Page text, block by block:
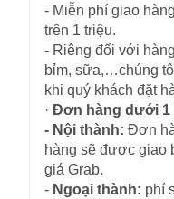
- Miễn phí giao
trên 1 triệu.
- Riêng đối với
bỉm, sữa,…chúng
khi quý khách đặt
· Đơn hàng dưới 1
- Nội thành: Đơn
hàng sẽ được giao
giá Grab.
- Ngoại thành: phí